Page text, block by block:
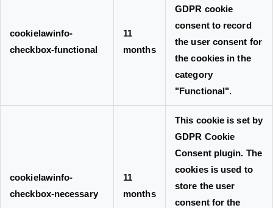
cookielawinfo-
checkbox-functional
11
months
GDPR cookie
consent to record
the user consent for
the cookies in the
category
"Functional".
cookielawinfo-
checkbox-necessary
11
months
This cookie is set by
GDPR Cookie
Consent plugin. The
cookies is used to
store the user
consent for the